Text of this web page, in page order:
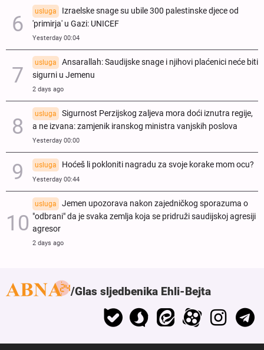
usluga
Izraelske snage su ubile 300 palestinske djece od
'primirja' u Gazi: UNICEF
Yesterday 00:04
usluga
Ansarallah: Saudijske snage i njihovi plaćenici neće biti
sigurni u Jemenu
2 days ago
usluga
Sigurnost Perzijskog zaljeva mora doći iznutra regije,
a ne izvana: zamjenik iranskog ministra vanjskih poslova
Yesterday 00:00
usluga Hoćeš li pokloniti nagradu za svoje korake mom ocu?
Yesterday 00:44
usluga
Jemen upozorava nakon zajedničkog sporazuma o
"odbrani" da je svaka zemlja koja se pridruži saudijskoj agresiji
agresor
2 days ago
Glas sljedbenika Ehli-Bejta